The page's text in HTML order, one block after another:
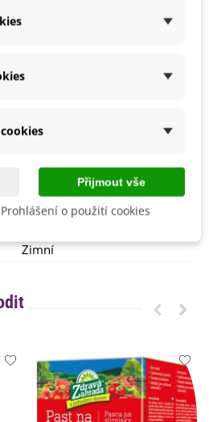
Srpen
Polopozdní
Zimní
Přijmout vše
o použití cookies